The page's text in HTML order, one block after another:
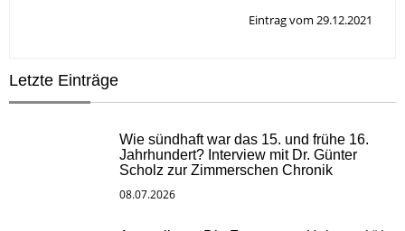
Eintrag vom 29.12.2021
Letzte Einträge
Wie sündhaft war das 15. und frühe 16.
Jahrhundert? Interview mit Dr. Günter
Scholz zur Zimmerschen Chronik
08.07.2026